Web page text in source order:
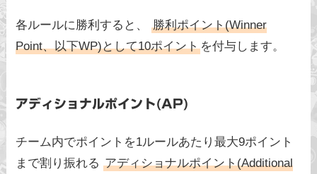
各ルールに勝利すると、勝利ポイント(Winner
Point、以下WP)として10ポイントを付与します。
アディショナルポイント(AP)
チーム内でポイントを1ルールあたり最大9ポイント
まで割り振れるアディショナルポイント(Additional